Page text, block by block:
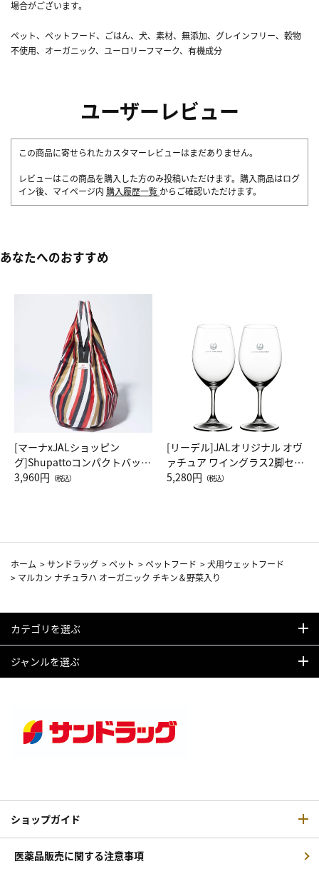
場合がございます。
ペット、ペットフード、ごはん、犬、素材、無添加、グレインフリー、穀物
不使用、オーガニック、ユーロリーフマーク、有機成分
ユーザーレビュー
この商品に寄せられたカスタマーレビューはまだありません。
レビューはこの商品を購入した方のみ投稿いただけます。購入商品はログ
イン後、マイページ内 購入履歴一覧 からご確認いただけます。
あなたへのおすすめ
[マーナxJALショッピン
グ]Shupattoコンパクトバッグ
Drop JAL客室乗務員（LC）ス
3,960円 （税込）
[リーデル]JALオリジナル オヴ
ァチュア ワイングラス2脚セッ
ト（レッドワイン）
5,280円 （税込）
ホーム >サンドラッグ >ペット >ペットフード >犬用ウェットフード
> マルカン ナチュラハ オーガニック チキン＆野菜入り
カテゴリを選ぶ
ジャンルを選ぶ
ショップガイド
医薬品販売に関する注意事項